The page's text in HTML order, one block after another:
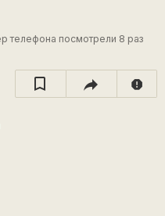
телефона посмотрели 8 раз
report